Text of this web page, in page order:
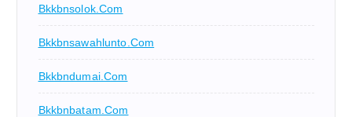
Bkkbnsolok.com
Bkkbnsawahlunto.com
Bkkbndumai.com
Bkkbnbatam.com